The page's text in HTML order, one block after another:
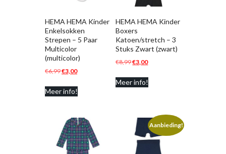
HEMA HEMA Kinder
Enkelsokken
Strepen – 5 Paar
Multicolor
(multicolor)
€6,99Oorspronkelijke
was:
€3,00Huidige
Meer info!
HEMA HEMA Kinder
Boxers
Katoen/stretch – 3
Stuks Zwart (zwart)
€8,99Oorspronkelijke
was:
€3,00Huidige
Meer info!
Aanbieding!